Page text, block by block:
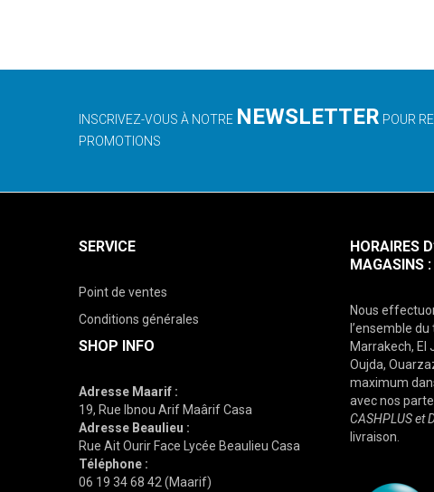
INSCRIVEZ-VOUS À NOTRE NEWSLETTER POUR
PROMOTIONS
SERVICE
Point de ventes
Conditions générales
SHOP INFO
Adresse Maarif :
19, Rue Ibnou Arif Maârif Casa
Adresse Beaulieu :
Rue Ait Ourir Face Lycée Beaulieu Casa
Téléphone :
06 19 34 68 42 (Maarif)
HORAIRES
MAGASINS :
Nous
l’ensemble
Marrakech, El
Oujda,
maximum
avec nos
CASHPLUS et
livraison.